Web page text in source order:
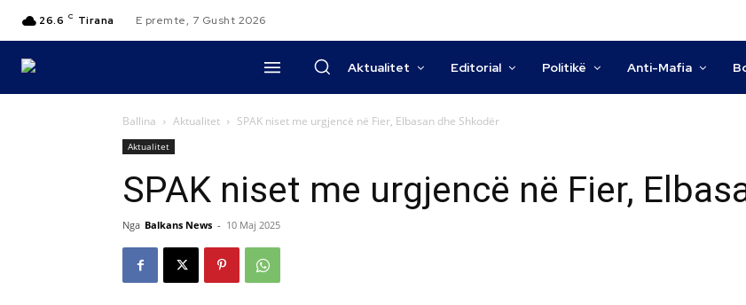
26.6 C Tirana E premte, 7 Gusht 2026
Aktualitet Editorial Politikë Anti-Mafia
Ballina Aktualitet SPAK niset me urgjencë në Fier, Elbasan dhe Shkodër
Aktualitet
SPAK niset me urgjencë në Fier,
Nga Balkans News - 10 Maj 2025